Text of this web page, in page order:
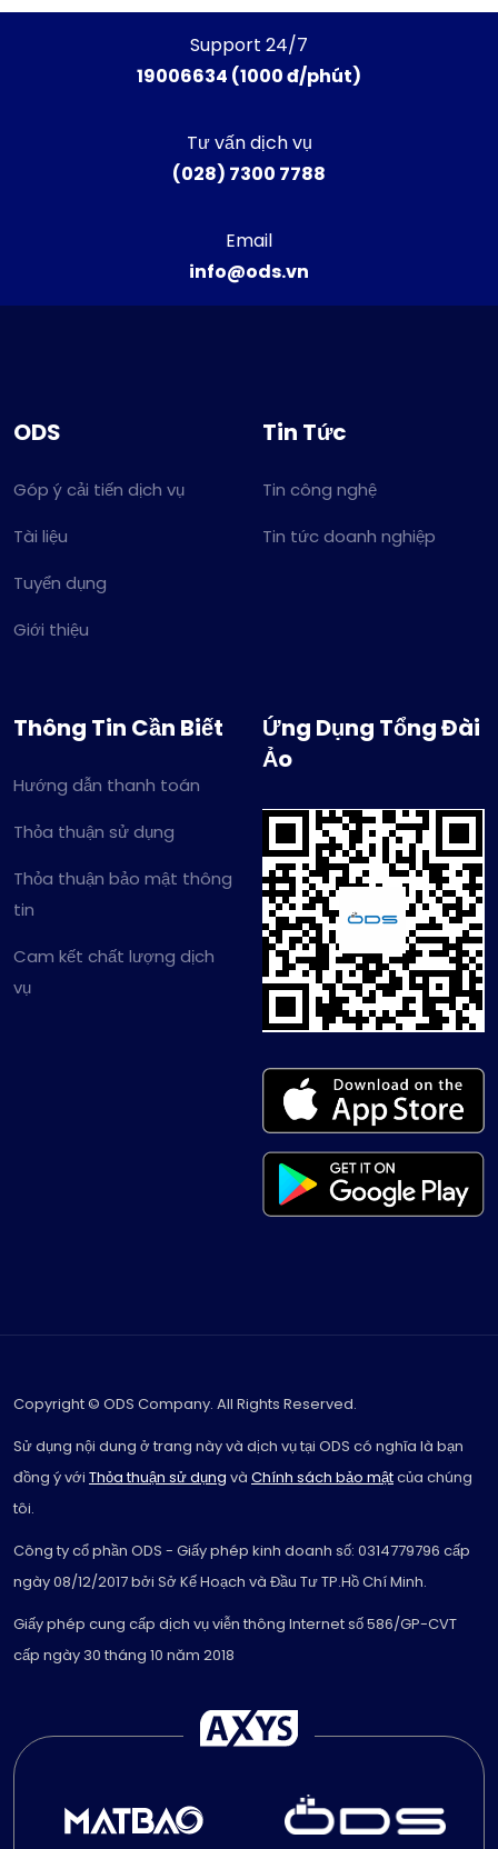
Support 24/7
19006634 (1000 đ/phút)
Tư vấn dịch vụ
(028) 7300 7788
Email
info@ods.vn
ODS
Góp ý cải tiến dịch vụ
Tài liệu
Tuyển dụng
Giới thiệu
Tin Tức
Tin công nghệ
Tin tức doanh nghiệp
Thông Tin Cần Biết
Hướng dẫn thanh toán
Thỏa thuận sử dụng
Thỏa thuận bảo mật thông
tin
Cam kết chất lượng dịch
vụ
Ứng Dụng Tổng Đài
Ảo
Copyright © ODS Company. All Rights Reserved.
Sử dụng nội dung ở trang này và dịch vụ tại ODS có nghĩa là bạn
đồng ý với Thỏa thuận sử dụng và Chính sách bảo mậtcủa chúng
tôi.
Công ty cổ phần ODS - Giấy phép kinh doanh số: 0314779796 cấp
ngày 08/12/2017 bởi Sở Kế Hoạch và Đầu Tư TP.Hồ Chí Minh.
Giấy phép cung cấp dịch vụ viễn thông Internet số 586/GP-CVT
cấp ngày 30 tháng 10 năm 2018